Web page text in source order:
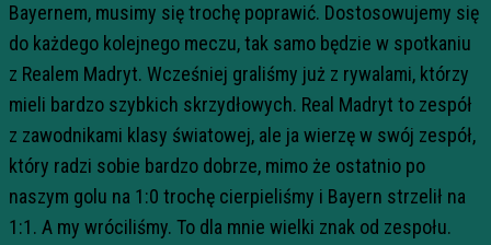
Bayernem, musimy się trochę poprawić. Dostosowujemy się
do każdego kolejnego meczu, tak samo będzie w spotkaniu
z Realem Madryt. Wcześniej graliśmy już z rywalami, którzy
mieli bardzo szybkich skrzydłowych. Real Madryt to zespół
z zawodnikami klasy światowej, ale ja wierzę w swój zespół,
który radzi sobie bardzo dobrze, mimo że ostatnio po
naszym golu na 1:0 trochę cierpieliśmy i Bayern strzelił na
1:1. A my wróciliśmy. To dla mnie wielki znak od zespołu.